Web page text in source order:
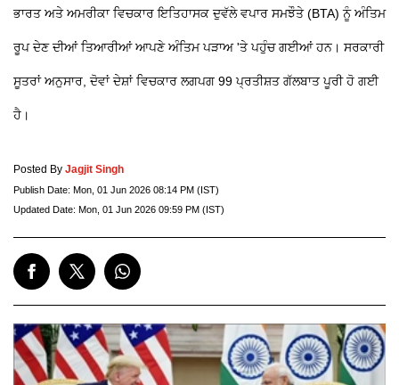
ਭਾਰਤ ਅਤੇ ਅਮਰੀਕਾ ਵਿਚਕਾਰ ਇਤਿਹਾਸਕ ਦੁਵੱਲੇ ਵਪਾਰ ਸਮਝੌਤੇ (BTA) ਨੂੰ ਅੰਤਿਮ
ਰੂਪ ਦੇਣ ਦੀਆਂ ਤਿਆਰੀਆਂ ਆਪਣੇ ਅੰਤਿਮ ਪੜਾਅ 'ਤੇ ਪਹੁੰਚ ਗਈਆਂ ਹਨ। ਸਰਕਾਰੀ
ਸੂਤਰਾਂ ਅਨੁਸਾਰ, ਦੋਵਾਂ ਦੇਸ਼ਾਂ ਵਿਚਕਾਰ ਲਗਪਗ 99 ਪ੍ਰਤੀਸ਼ਤ ਗੱਲਬਾਤ ਪੂਰੀ ਹੋ ਗਈ
ਹੈ।
Posted By Jagjit Singh
Publish Date: Mon, 01 Jun 2026 08:14 PM (IST)
Updated Date: Mon, 01 Jun 2026 09:59 PM (IST)